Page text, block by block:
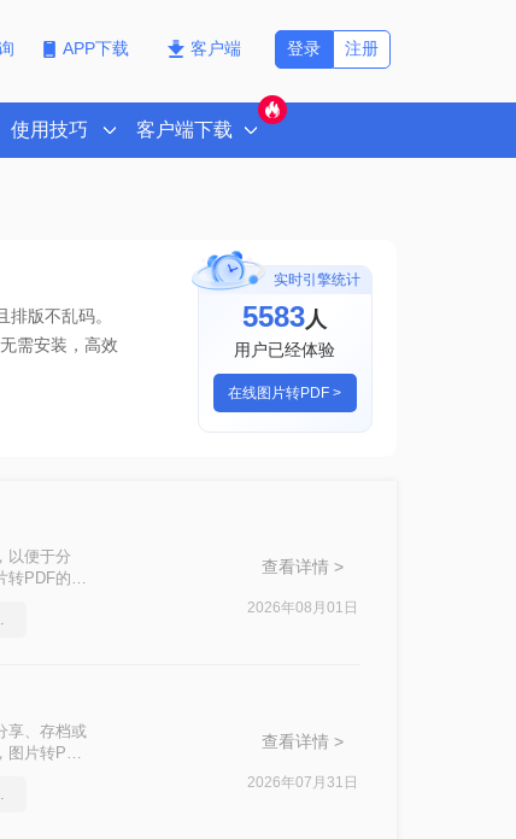
APP下载 客户端 注册
登录
使用技巧 客户端下载
版不乱码。
需安装，高效
实时引擎统计
5583人
用户已经体验
在线图片转PDF >
以便于分
转PDF的需
细解析
查看详情 >
2026年08月01日
享、存档或
片转PDF
细解析
查看详情 >
2026年07月31日